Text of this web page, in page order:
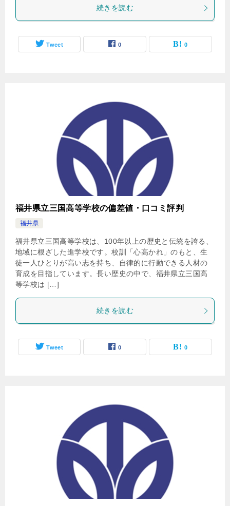
続きを読む
Tweet 0 0
福井県立三国高等学校の偏差値・口コミ評判
福井県
福井県立三国高等学校は、100年以上の歴史と伝統を誇る、
地域に根ざした進学校です。校訓「心高かれ」のもと、生
徒一人ひとりが高い志を持ち、自律的に行動できる人材の
育成を目指しています。長い歴史の中で、福井県立三国高
等学校は […]
続きを読む
Tweet 0 0